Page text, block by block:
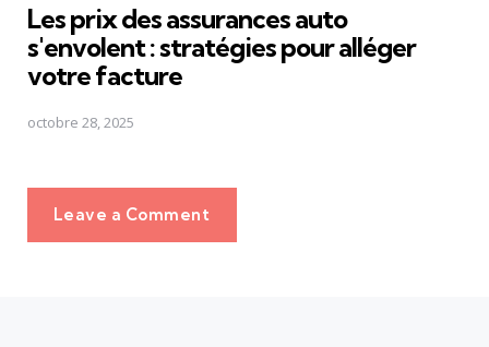
Les prix des assurances auto
s'envolent : stratégies pour alléger
votre facture
octobre 28, 2025
Leave a Comment